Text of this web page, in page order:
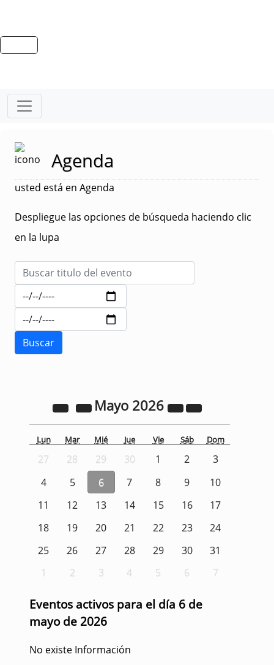
Agenda
usted está en Agenda
Despliegue las opciones de búsqueda haciendo clic
en la lupa
Mayo 2026
Lun Mar Mié Jue Vie Sáb Dom
27 28 29 30 1 2
3
4
5 6 7 8 9
10
11
12 13 14 15 16
17
18
19 20 21 22 23
24
25
26 27 28 29 30
31
1
2 3 4 5 6 7
Eventos activos para el día 6 de
mayo de 2026
No existe Información